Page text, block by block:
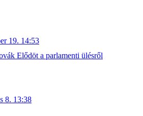
19. 14:53
Elődöt a parlamenti ülésről
8. 13:38